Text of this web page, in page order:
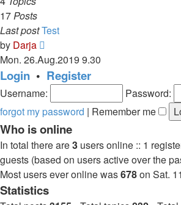
17Posts
Last postTest
by Darja
the
latest
post
Mon. 26.Aug.2019 9.30
Login • Register
Username: Password:
forgot my password | Remember me
Who is online
In total there are3 users online :: 1
guests (based on users active over the
Most users ever online was678on Sat.
Statistics